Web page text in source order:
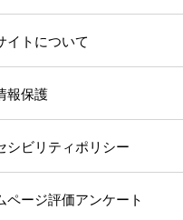
イトについて
報保護
シビリティポリシー
ページ評価アンケート